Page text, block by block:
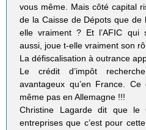
vous même. Mais côté capital
de la Caisse de Dépots que de
elle vraiment ? Et l’AFIC qui
aussi, joue t-elle vraiment son
La défiscalisation à outrance
Le crédit d’impôt
avantageux qu’en France. Ce
même pas en Allemagne !!!
Christine Lagarde dit que le
entreprises que c’est pour